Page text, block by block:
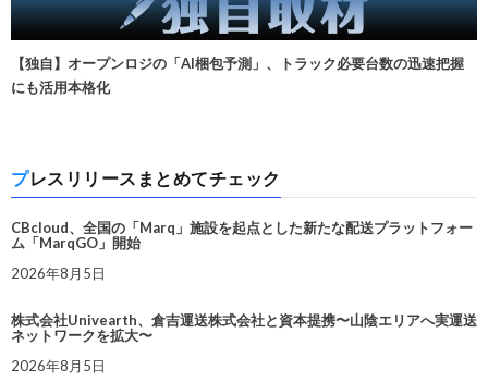
【独自】オープンロジの「AI梱包予測」、トラック必要台数の迅速把握
にも活用本格化
プレスリリースまとめてチェック
CBcloud、全国の「Marq」施設を起点とした新たな配送プラットフォー
ム「MarqGO」開始
2026年8月5日
株式会社Univearth、倉吉運送株式会社と資本提携〜山陰エリアへ実運送
ネットワークを拡大〜
2026年8月5日